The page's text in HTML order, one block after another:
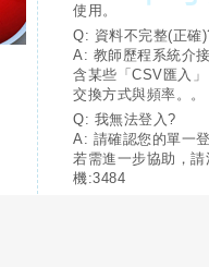
使用。
Q: 資料不完整(正確
A: 教師歷程系統介
含某些「CSV匯入
交換方式與頻率。。
Q: 我無法登入?
A: 請確認您的單一
若需進一步協助，
機:3484